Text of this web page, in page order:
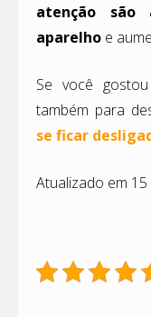
atenção são
aparelho e
Se você
também para
se ficar
Atualizado em